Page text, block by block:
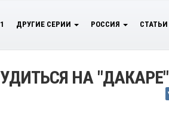
ДРУГИЕ СЕРИИ РОССИЯ СТАТЬИ
НА "ДАКАРЕ"